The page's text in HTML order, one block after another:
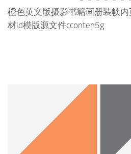
橙色英文版摄影书籍画册装帧
材id模版源文件cconten5g